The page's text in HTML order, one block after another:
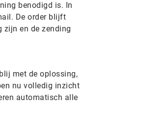
benodigd is. In
De order blijft
zijn en de zending
met de oplossing,
nu volledig inzicht
automatisch alle